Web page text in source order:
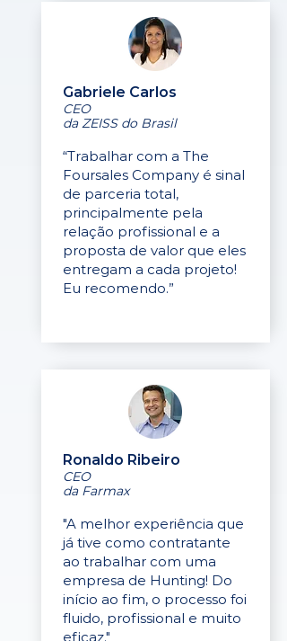
Gabriele Carlos
CEO
da ZEISS do Brasil
“Trabalhar com a The
Foursales Company é sinal
de parceria total,
principalmente pela
relação profissional e a
proposta de valor que eles
entregam a cada projeto!
Eu recomendo.”
Ronaldo Ribeiro
CEO
da Farmax
"A melhor experiência que
já tive como contratante
ao trabalhar com uma
empresa de Hunting! Do
início ao fim, o processo foi
fluido, profissional e muito
eficaz."